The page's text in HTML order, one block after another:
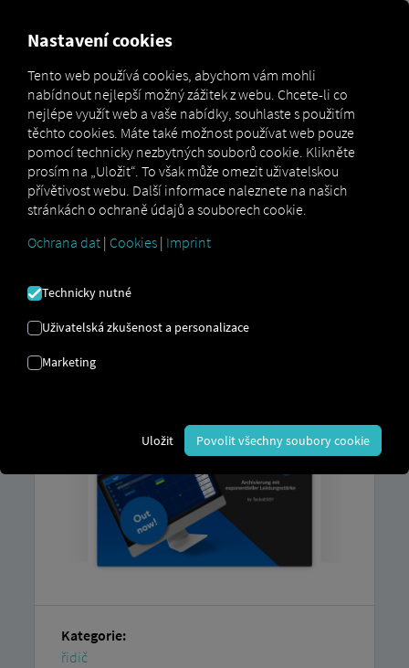
Marketplace Connectors tacholog² Connect
TACHOLOG² CONNECT
TachoEASY AG? Pak si můžetetuto službu
přístup k
Kategorie:
řidič
Nastavení cookies
Tento web používá cookies, abychom vám mohli
nabídnout nejlepší možný zážitek z webu. Chcete-li co
nejlépe využít web a vaše nabídky, souhlaste s použitím
těchto cookies. Máte také možnost používat web pouze
pomocí technicky nezbytných souborů cookie. Klikněte
prosím na „Uložit“. To však může omezit uživatelskou
přívětivost webu. Další informace naleznete na našich
stránkách o ochraně údajů a souborech cookie.
Ochrana dat | Cookies | Imprint
Technicky nutné
Uživatelská zkušenost a personalizace
Marketing
Uložit Povolit všechny soubory cookie